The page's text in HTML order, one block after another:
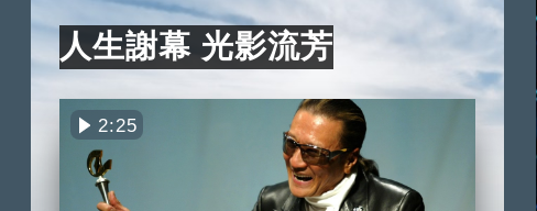
人生謝幕 光影流芳
2:25